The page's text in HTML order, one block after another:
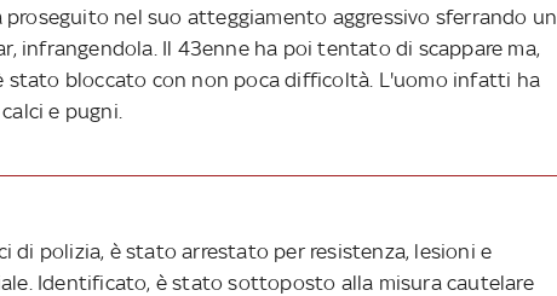
nel suo atteggiamento aggressivo sferrando un
infrangendola. Il 43enne ha poi tentato di scappare ma,
stato bloccato con non poca difficoltà. L'uomo infatti ha
e pugni.
di polizia, è stato arrestato per resistenza, lesioni e
Identificato, è stato sottoposto alla misura cautelare